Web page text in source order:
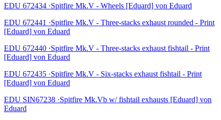
EDU 672434 ·Spitfire Mk.V - Wheels [Eduard] von Eduard
EDU 672441 ·Spitfire Mk.V - Three-stacks exhaust rounded - Print
[Eduard] von Eduard
EDU 672440 ·Spitfire Mk.V - Three-stacks exhaust fishtail - Print
[Eduard] von Eduard
EDU 672435 ·Spitfire Mk.V - Six-stacks exhaust fishtail - Print
[Eduard] von Eduard
EDU SIN67238 ·Spitfire Mk.Vb w/ fishtail exhausts [Eduard] von
Eduard